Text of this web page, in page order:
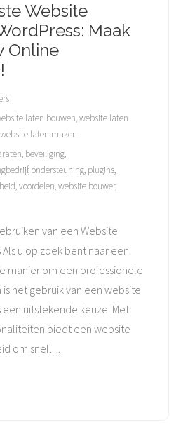
Website
Maak
Online
laten bouwen,website laten
laten maken
, beveiliging,
,ondersteuning, plugins,
,voordelen,website bouwer,
van een Website
u op zoek bent naar een
manier om een professionele
het gebruik van een website
uitstekende keuze. Met
biedt een website
om snel…